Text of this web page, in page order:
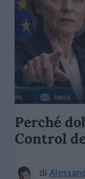
Perché
Control
di